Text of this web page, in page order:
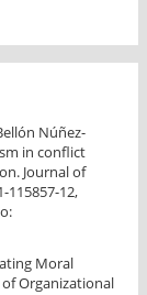
Núñez-
in conflict
Journal of
115857-12,
Moral
Organizational